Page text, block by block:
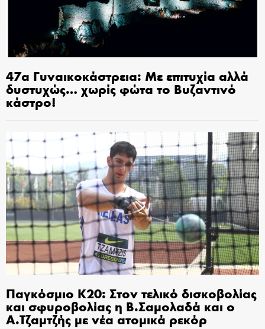
47α Γυναικοκάστρεια: Με επιτυχία αλλά
δυστυχώς… χωρίς φώτα το Βυζαντινό
κάστρο!
Παγκόσμιο Κ20: Στον τελικό δισκοβολίας
και σφυροβολίας η Β.Σαμολαδά και ο
Α.Τζαμτζής με νέα ατομικά ρεκόρ